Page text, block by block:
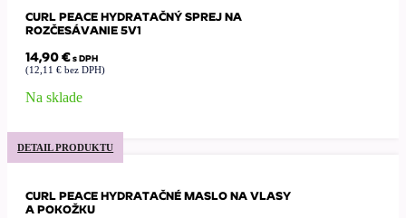
CURL PEACE HYDRATAČNÝ SPREJ NA
ROZČESÁVANIE 5V1
14,90€s DPH
(12,11 € bez DPH)
Na sklade
DETAIL PRODUKTU
CURL PEACE HYDRATAČNÉ MASLO NA VLASY
A POKOŽKU